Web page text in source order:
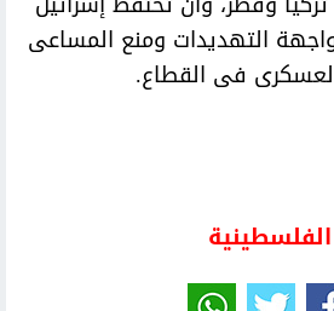
التهديدات ومنع المساعى
العسكرى فى القطاع.